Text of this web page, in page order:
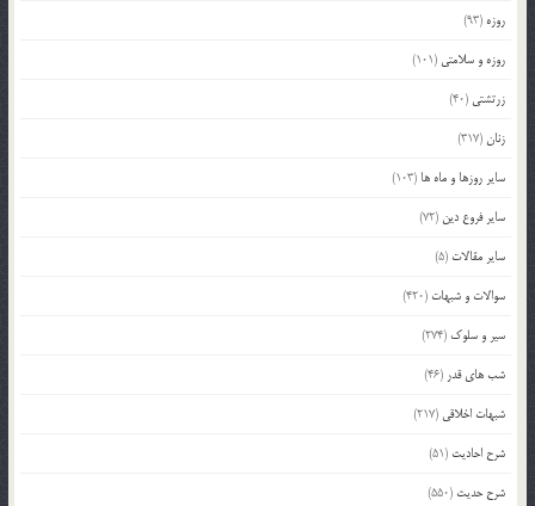
روزه (93)
روزه و سلامتی (101)
زرتشتی (40)
زنان(317)
سایر روزها و ماه ها (103)
سایر فروع دین (72)
سایر مقالات (5)
سوالات و شبهات (420)
سیر و سلوک (274)
شب های قدر (46)
شبهات اخلاقی (217)
شرح احادیث (51)
شرح حدیث (550)